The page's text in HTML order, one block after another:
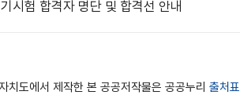
시험 합격자 명단 및 합격선 안내
치도에서 제작한 본 공공저작물은 공공누리 출처